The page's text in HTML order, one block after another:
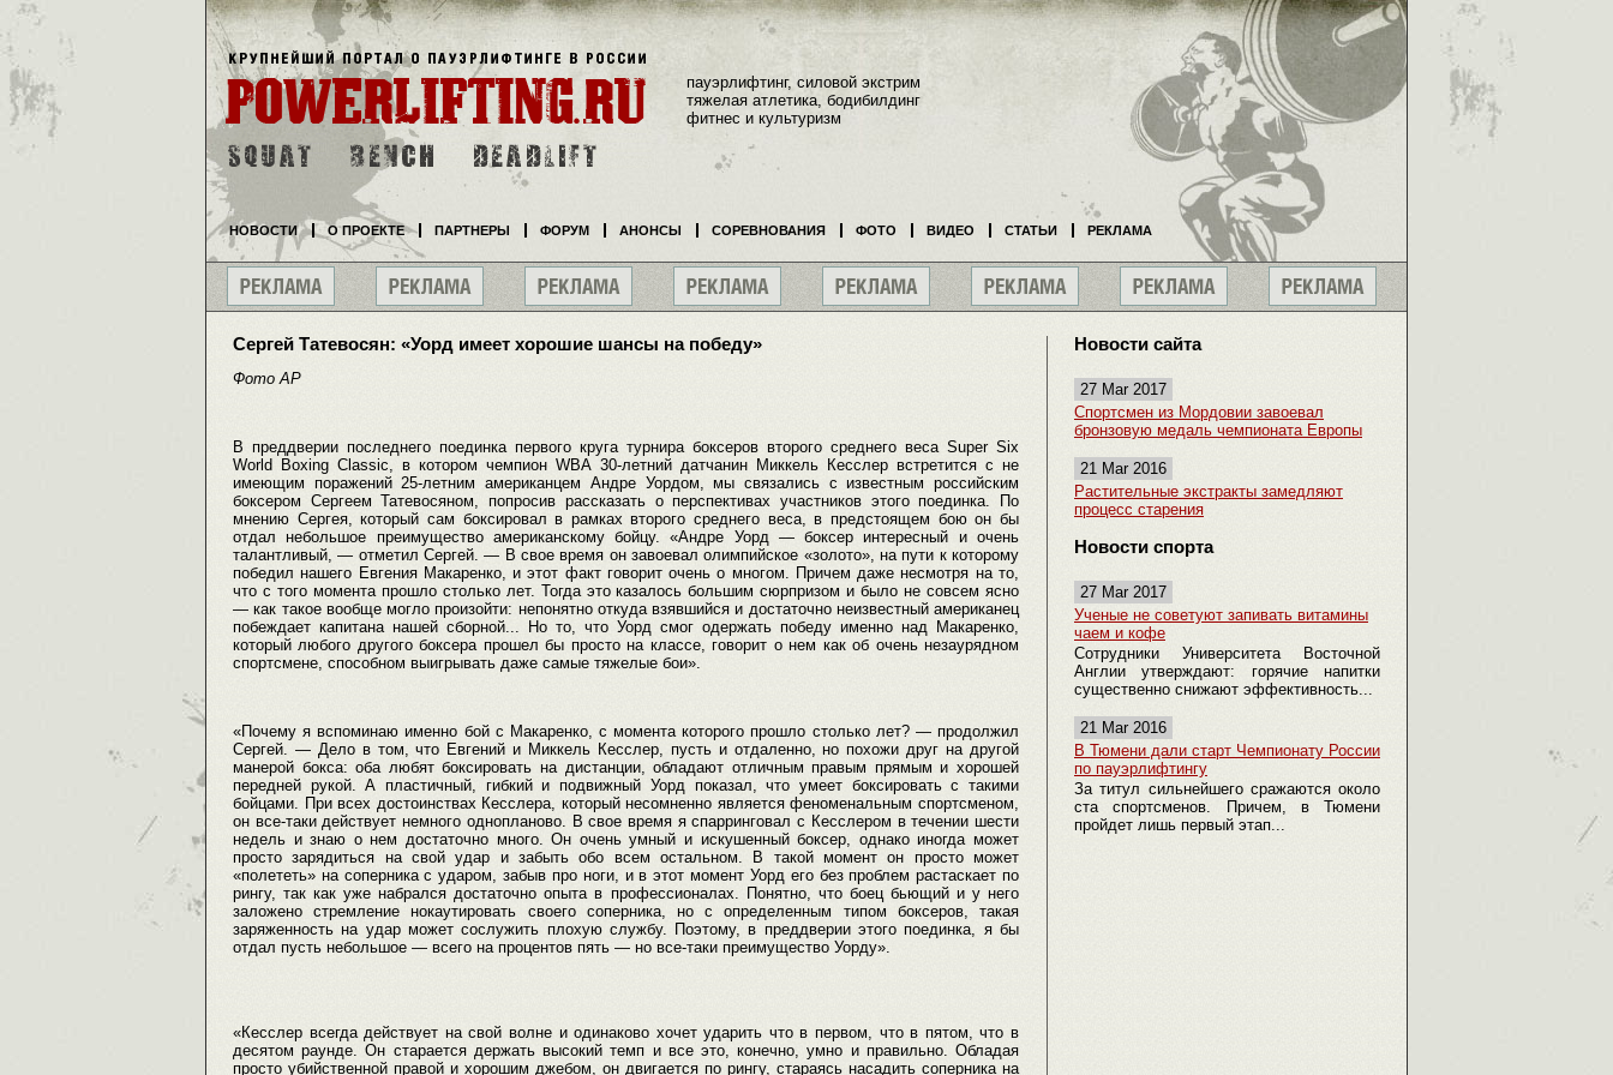
Сергей Татевосян: «Уорд имеет хорошие шансы на победу»
Фото АР
В преддверии последнего поединка первого круга турнира боксеров второго среднего веса Super Six
World Boxing Classic, в котором чемпион WBA 30-летний датчанин Миккель Кесслер встретится с не
имеющим поражений 25-летним американцем Андре Уордом, мы связались с известным российским
боксером Сергеем Татевосяном, попросив рассказать о перспективах участников этого поединка. По
мнению Сергея, который сам боксировал в рамках второго среднего веса, в предстоящем бою он бы
отдал небольшое преимущество американскому бойцу. «Андре Уорд — боксер интересный и очень
талантливый, — отметил Сергей. — В свое время он завоевал олимпийское «золото», на пути к которому
победил нашего Евгения Макаренко, и этот факт говорит очень о многом. Причем даже несмотря на то,
что с того момента прошло столько лет. Тогда это казалось большим сюрпризом и было не совсем ясно
— как такое вообще могло произойти: непонятно откуда взявшийся и достаточно неизвестный американец
побеждает капитана нашей сборной... Но то, что Уорд смог одержать победу именно над Макаренко,
который любого другого боксера прошел бы просто на классе, говорит о нем как об очень незаурядном
спортсмене, способном выигрывать даже самые тяжелые бои».
«Почему я вспоминаю именно бой с Макаренко, с момента которого прошло столько лет? — продолжил
Сергей. — Дело в том, что Евгений и Миккель Кесслер, пусть и отдаленно, но похожи друг на другой
манерой бокса: оба любят боксировать на дистанции, обладают отличным правым прямым и хорошей
передней рукой. А пластичный, гибкий и подвижный Уорд показал, что умеет боксировать с такими
бойцами. При всех достоинствах Кесслера, который несомненно является феноменальным спортсменом,
он все-таки действует немного однопланово. В свое время я спарринговал с Кесслером в течении шести
недель и знаю о нем достаточно много. Он очень умный и искушенный боксер, однако иногда может
просто зарядиться на свой удар и забыть обо всем остальном. В такой момент он просто может
«полететь» на соперника с ударом, забыв про ноги, и в этот момент Уорд его без проблем растаскает по
рингу, так как уже набрался достаточно опыта в профессионалах. Понятно, что боец бьющий и у него
заложено стремление нокаутировать своего соперника, но с определенным типом боксеров, такая
заряженность на удар может сослужить плохую службу. Поэтому, в преддверии этого поединка, я бы
отдал пусть небольшое — всего на процентов пять — но все-таки преимущество Уорду».
«Кесслер всегда действует на свой волне и одинаково хочет ударить что в первом, что в пятом, что в
десятом раунде. Он старается держать высокий темп и все это, конечно, умно и правильно. Обладая
просто убийственной правой и хорошим джебом, он двигается по рингу, стараясь насадить соперника на
Новости сайта
27 Mar 2017
Спортсмен из Мордовии завоевал
бронзовую медаль чемпионата Европы
21 Mar 2016
Растительные экстракты замедляют
процесс старения
Новости спорта
27 Mar 2017
Ученые не советуют запивать витамины
чаем и кофе
Сотрудники Университета Восточной
Англии утверждают: горячие напитки
существенно снижают эффективность...
21 Mar 2016
В Тюмени дали старт Чемпионату России
по пауэрлифтингу
За титул сильнейшего сражаются около
ста спортсменов. Причем, в Тюмени
пройдет лишь первый этап...
пауэрлифтинг, силовой экстрим
тяжелая атлетика, бодибилдинг
фитнес и культуризм
НОВОСТИ О ПРОЕКТЕ ПАРТНЕРЫ ФОРУМ АНОНСЫ СОРЕВНОВАНИЯ ФОТО ВИДЕО СТАТЬИ РЕКЛАМА